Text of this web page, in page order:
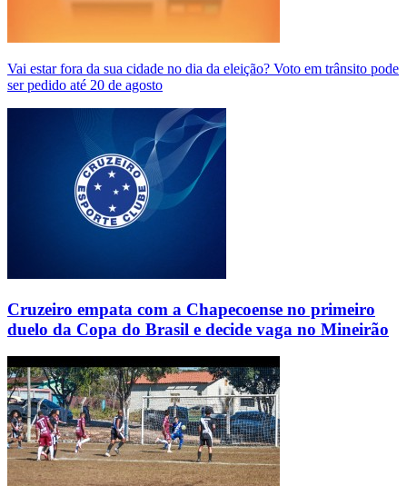
Vai estar fora da sua cidade no dia da eleição? Voto em trânsito pode
ser pedido até 20 de agosto
Cruzeiro empata com a Chapecoense no primeiro
duelo da Copa do Brasil e decide vaga no Mineirão